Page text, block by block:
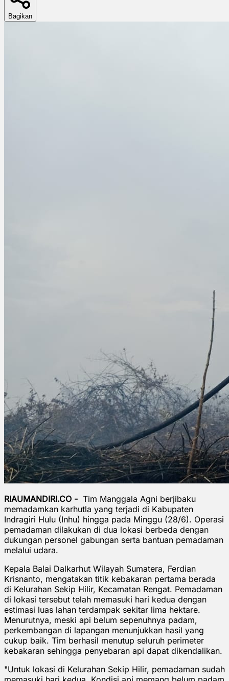
Bagikan
RIAUMANDIRI.CO - Tim Manggala Agni berjibaku
memadamkan karhutla yang terjadi di Kabupaten
Indragiri Hulu (Inhu) hingga pada Minggu (28/6). Operasi
pemadaman dilakukan di dua lokasi berbeda dengan
dukungan personel gabungan serta bantuan pemadaman
melalui udara.
Kepala Balai Dalkarhut Wilayah Sumatera, Ferdian
Krisnanto, mengatakan titik kebakaran pertama berada
di Kelurahan Sekip Hilir, Kecamatan Rengat. Pemadaman
di lokasi tersebut telah memasuki hari kedua dengan
estimasi luas lahan terdampak sekitar lima hektare.
Menurutnya, meski api belum sepenuhnya padam,
perkembangan di lapangan menunjukkan hasil yang
cukup baik. Tim berhasil menutup seluruh perimeter
kebakaran sehingga penyebaran api dapat dikendalikan.
"Untuk lokasi di Kelurahan Sekip Hilir, pemadaman sudah